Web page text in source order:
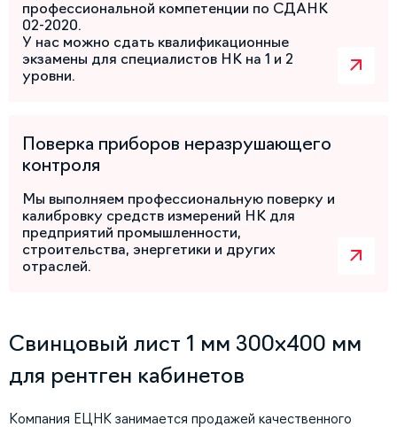
профессиональной компетенции по СДАНК
02-2020.
У нас можно сдать квалификационные
экзамены для специалистов НК на 1 и 2
уровни.
Поверка приборов неразрушающего
контроля
Мы выполняем профессиональную поверку и
калибровку средств измерений НК для
предприятий промышленности,
строительства, энергетики и других
отраслей.
Свинцовый лист 1 мм 300х400 мм
для рентген кабинетов
Компания ЕЦНК занимается продажей качественного